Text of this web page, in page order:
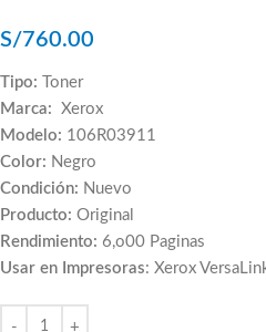
S/760.00
Tipo: Toner
Marca: Xerox
Modelo: 106R03911
Color: Negro
Condición: Nuevo
Producto: Original
Rendimiento: 6,o00 Paginas
Usar en Impresoras: Xerox